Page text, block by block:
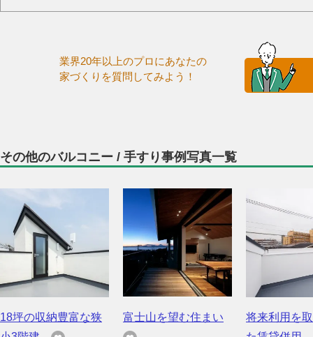
業界20年以上のプロにあなたの
家づくりを質問してみよう！
その他のバルコニー / 手すり事例写真一覧
18坪の収納豊富な狭
富士山を望む住まい
将来利用を